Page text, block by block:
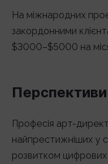
На міжнародних
закордонними
$3000–$5000 на
Перспективи
Професія арт-
найпрестижніших у
розвитком